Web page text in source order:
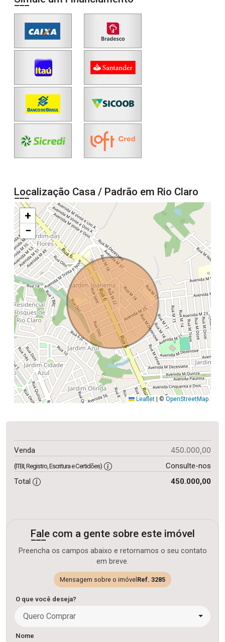
Localização Casa / Padrão em Rio Claro
+
−
Leaflet © OpenStreetMap
Venda 450.000,00
(ITBI, Registro, Escritura e Certidões)
Consulte-nos
Total
450.000,00
Fale com a gente sobre este imóvel
Preencha os campos abaixo e retornamos o seu contato
em breve.
Mensagem sobre o imóvel Ref. 3285
O que você deseja?
Quero Comprar
Nome